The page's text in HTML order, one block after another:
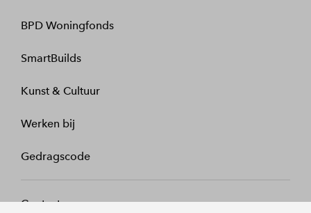
BPD Woningfonds
SmartBuilds
Kunst & Cultuur
Werken bij
Gedragscode
Contact